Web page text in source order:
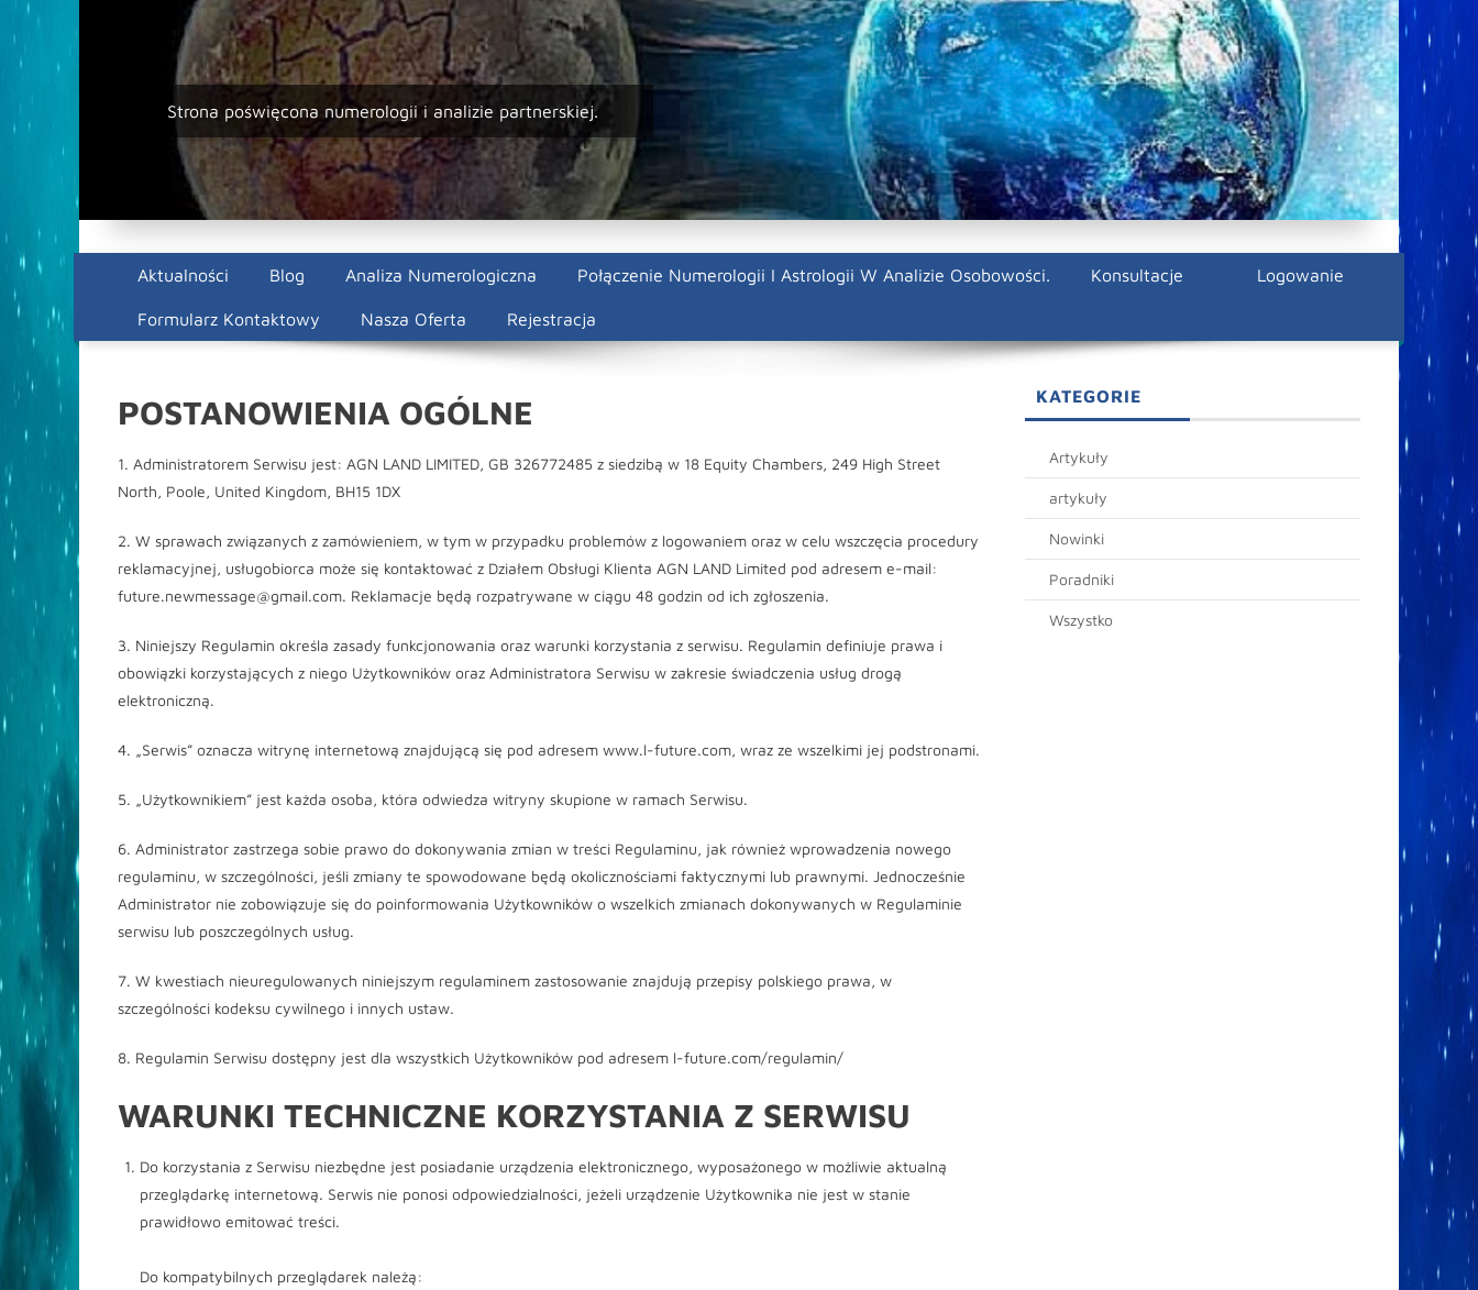
Strona poświęcona numerologii i analizie partnerskiej.
Aktualności Blog Analiza Numerologiczna Połączenie Numerologii I Astrologii W Analizie Osobowości. Konsultacje
Formularz Kontaktowy Nasza Oferta Rejestracja
Logowanie
POSTANOWIENIA OGÓLNE
1. Administratorem Serwisu jest: AGN LAND LIMITED, GB 326772485 z siedzibą w 18 Equity Chambers, 249 High Street
North, Poole, United Kingdom, BH15 1DX
2. W sprawach związanych z zamówieniem, w tym w przypadku problemów z logowaniem oraz w celu wszczęcia procedury
reklamacyjnej, usługobiorca może się kontaktować z Działem Obsługi Klienta AGN LAND Limited pod adresem e-mail:
future.newmessage@gmail.com. Reklamacje będą rozpatrywane w ciągu 48 godzin od ich zgłoszenia.
3. Niniejszy Regulamin określa zasady funkcjonowania oraz warunki korzystania z serwisu. Regulamin definiuje prawa i
obowiązki korzystających z niego Użytkowników oraz Administratora Serwisu w zakresie świadczenia usług drogą
elektroniczną.
4. „Serwis” oznacza witrynę internetową znajdującą się pod adresem www.l-future.com, wraz ze wszelkimi jej podstronami.
5. „Użytkownikiem” jest każda osoba, która odwiedza witryny skupione w ramach Serwisu.
6. Administrator zastrzega sobie prawo do dokonywania zmian w treści Regulaminu, jak również wprowadzenia nowego
regulaminu, w szczególności, jeśli zmiany te spowodowane będą okolicznościami faktycznymi lub prawnymi. Jednocześnie
Administrator nie zobowiązuje się do poinformowania Użytkowników o wszelkich zmianach dokonywanych w Regulaminie
serwisu lub poszczególnych usług.
7. W kwestiach nieuregulowanych niniejszym regulaminem zastosowanie znajdują przepisy polskiego prawa, w
szczególności kodeksu cywilnego i innych ustaw.
8. Regulamin Serwisu dostępny jest dla wszystkich Użytkowników pod adresem l-future.com/regulamin/
WARUNKI TECHNICZNE KORZYSTANIA Z SERWISU
Do korzystania z Serwisu niezbędne jest posiadanie urządzenia elektronicznego, wyposażonego w możliwie aktualną
przeglądarkę internetową. Serwis nie ponosi odpowiedzialności, jeżeli urządzenie Użytkownika nie jest w stanie
prawidłowo emitować treści.
Do kompatybilnych przeglądarek należą:
KATEGORIE
Artykuły
artykuły
Nowinki
Poradniki
Wszystko